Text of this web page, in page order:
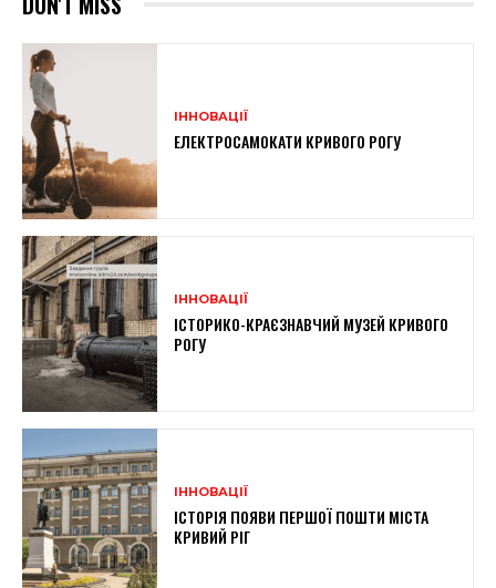
ІННОВАЦІЇ
ЕЛЕКТРОСАМОКАТИ КРИВОГО РОГУ
ІННОВАЦІЇ
ІСТОРИКО-КРАЄЗНАВЧИЙ МУЗЕЙ КРИВОГО
РОГУ
ІННОВАЦІЇ
ІСТОРІЯ ПОЯВИ ПЕРШОЇ ПОШТИ МІСТА
КРИВИЙ РІГ